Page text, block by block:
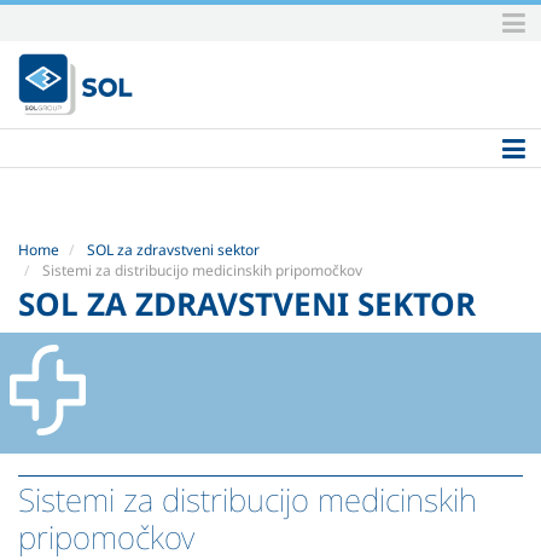
Skip
to
content.
|
to
Home
SOL za zdravstveni sektor
Sistemi za distribucijo medicinskih pripomočkov
SOL ZA ZDRAVSTVENI SEKTOR
Sistemi za distribucijo medicinskih
pripomočkov